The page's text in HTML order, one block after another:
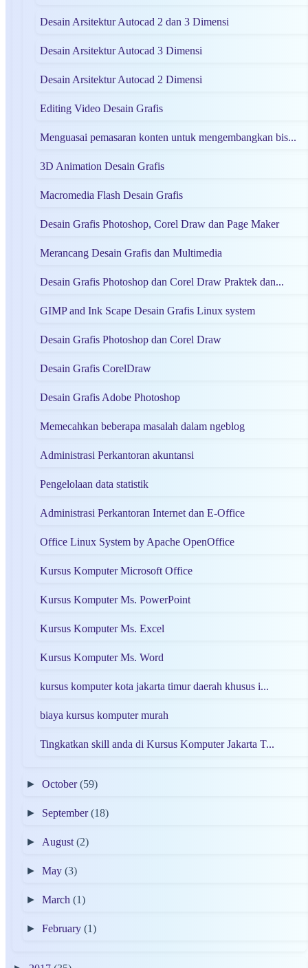
Desain Arsitektur Autocad 2 dan 3 Dimensi
Desain Arsitektur Autocad 3 Dimensi
Desain Arsitektur Autocad 2 Dimensi
Editing Video Desain Grafis
Menguasai pemasaran konten untuk mengembangkan bis...
3D Animation Desain Grafis
Macromedia Flash Desain Grafis
Desain Grafis Photoshop, Corel Draw dan Page Maker
Merancang Desain Grafis dan Multimedia
Desain Grafis Photoshop dan Corel Draw Praktek dan...
GIMP and Ink Scape Desain Grafis Linux system
Desain Grafis Photoshop dan Corel Draw
Desain Grafis CorelDraw
Desain Grafis Adobe Photoshop
Memecahkan beberapa masalah dalam ngeblog
Administrasi Perkantoran akuntansi
Pengelolaan data statistik
Administrasi Perkantoran Internet dan E-Office
Office Linux System by Apache OpenOffice
Kursus Komputer Microsoft Office
Kursus Komputer Ms. PowerPoint
Kursus Komputer Ms. Excel
Kursus Komputer Ms. Word
kursus komputer kota jakarta timur daerah khusus i...
biaya kursus komputer murah
Tingkatkan skill anda di Kursus Komputer Jakarta T...
►October(59)
► September(18)
► August(2)
►May(3)
►March(1)
►February(1)